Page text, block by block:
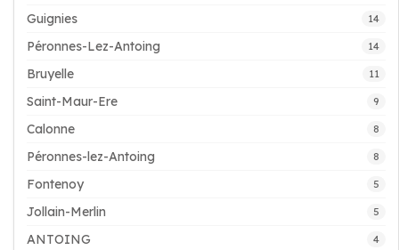
Guignies 14
Péronnes-Lez-Antoing 14
Bruyelle 11
Saint-Maur-Ere 9
Calonne 8
Péronnes-lez-Antoing 8
Fontenoy 5
Jollain-Merlin 5
ANTOING 4